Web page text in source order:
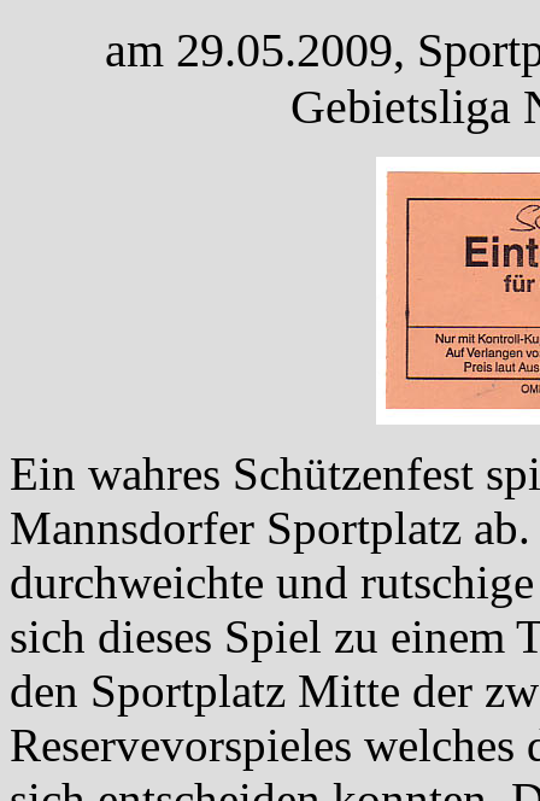
am 29.05.2009,
Gebietsliga
Ein wahres Schützenfest
Mannsdorfer Sportplatz
durchweichte und
sich dieses Spiel zu
den Sportplatz Mitte der
Reservevorspieles